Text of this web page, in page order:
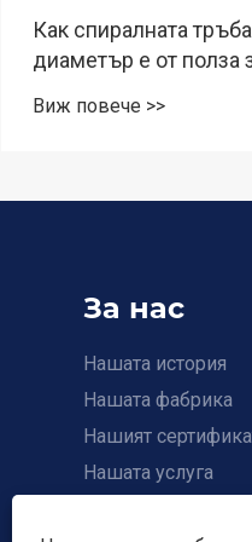
Как спиралната
диаметър е от полза
инфраструктура?
Виж повече >>
За нас
Нашата история
Нашата фабрика
Нашият
Нашата услуга